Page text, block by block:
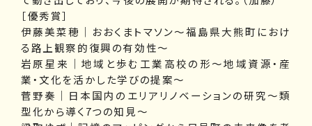
［優秀賞］
伊藤美菜穂｜おおくまトマソン〜福島県大熊町におけ
る路上観察的復興の有効性〜
岩原星来｜地域と歩む工業高校の形～地域資源・産
業・文化を活かした学びの提案～
菅野奏｜日本国内のエリアリノベーションの研究〜類
型化から導く7つの知見〜